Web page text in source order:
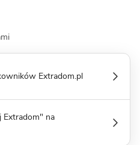
Extradom.pl
Extradom" na